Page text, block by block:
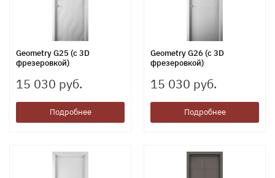
Geometry G25 (с 3D
фрезеровкой)
15 030 руб.
Подробнее
Geometry G26 (с 3D
фрезеровкой)
15 030 руб.
Подробнее